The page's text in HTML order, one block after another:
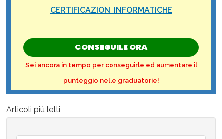
CERTIFICAZIONI INFORMATICHE
CONSEGUILE ORA
Sei ancora in tempo per conseguirle ed aumentare il
punteggio nelle graduatorie!
Articoli più letti